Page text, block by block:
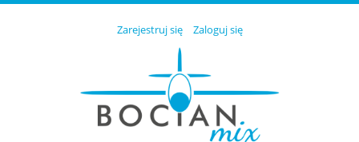
Zarejestruj się Zaloguj się